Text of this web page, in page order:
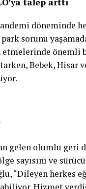
döneminde
sorunu
önemli
Bebek, Hisar
gelen olumlu geri
sayısını ve
“Dileyen herkes